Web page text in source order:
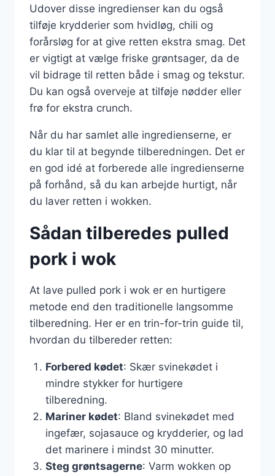
Udover disse ingredienser kan du også
tilføje krydderier som hvidløg, chili og
forårsløg for at give retten ekstra smag. Det
er vigtigt at vælge friske grøntsager, da de
vil bidrage til retten både i smag og tekstur.
Du kan også overveje at tilføje nødder eller
frø for ekstra crunch.
Når du har samlet alle ingredienserne, er
du klar til at begynde tilberedningen. Det er
en god idé at forberede alle ingredienserne
på forhånd, så du kan arbejde hurtigt, når
du laver retten i wokken.
Sådan tilberedes pulled
pork i wok
At lave pulled pork i wok er en hurtigere
metode end den traditionelle langsomme
tilberedning. Her er en trin-for-trin guide til,
hvordan du tilbereder retten:
Forbered kødet: Skær svinekødet i
mindre stykker for hurtigere
tilberedning.
Mariner kødet: Bland svinekødet med
ingefær, sojasauce og krydderier, og lad
det marinere i mindst 30 minutter.
Steg grøntsagerne: Varm wokken op